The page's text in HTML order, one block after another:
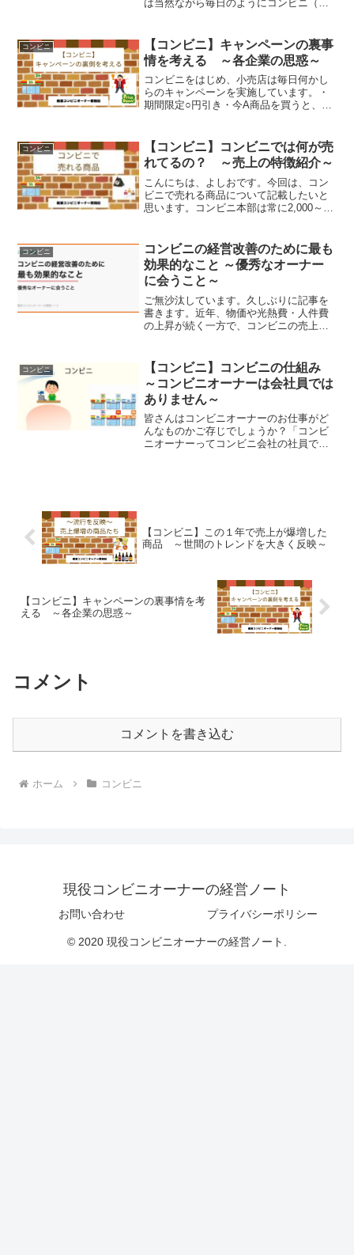
は当然ながら毎日のようにコンビニ（セ
ものがあると思います。買い物時間や料
理、片付けの時間短縮、疲...
コンビニ
【コンビニ】キャンペーンの裏事
情を考える ～各企業の思惑～
コンビニをはじめ、小売店は毎日何かし
らのキャンペーンを実施しています。・
期間限定○円引き・今A商品を買うと、来
イルやキャラクターの缶バッチ等）・某
ドラマとタイアップし...
コンビニ
【コンビニ】コンビニでは何が売
れてるの？ ～売上の特徴紹介～
こんにちは、よしおです。今回は、コン
ビニで売れる商品について記載したいと
思います。コンビニ本部は常に2,000～
ｗ）、店舗側（オーナー）でどの商品を
店舗に揃えるかを...
コンビニ
コンビニの経営改善のために最も
効果的なこと ～優秀なオーナー
に会うこと～
ご無沙汰しています。久しぶりに記事を
書きます。近年、物価や光熱費・人件費
の上昇が続く一方で、コンビニの売上増
話ではなく、業界全体として苦しい状況
が続いていると感じていま...
コンビニ
【コンビニ】コンビニの仕組み
～コンビニオーナーは会社員では
ありません～
皆さんはコンビニオーナーのお仕事がど
んなものかご存じでしょうか？「コンビ
ニオーナーってコンビニ会社の社員でし
【コンビニ】この１年で売上が爆増した
商品 ～世間のトレンドを大きく反映～
【コンビニ】キャンペーンの裏事情を考
える ～各企業の思惑～
コメント
コメントを書き込む
ホーム コンビニ
現役コンビニオーナーの経営ノート
お問い合わせ プライバシーポリシー
© 2020 現役コンビニオーナーの経営ノート.